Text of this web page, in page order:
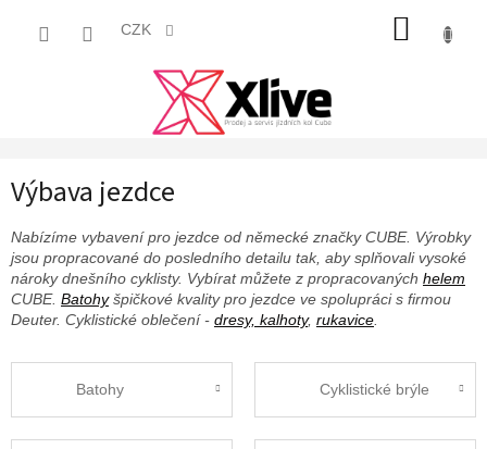
CZK
Výbava jezdce
Nabízíme vybavení pro jezdce od německé značky CUBE. Výrobky
jsou propracované do posledního detailu tak, aby splňovali vysoké
nároky dnešního cyklisty. Vybírat můžete z propracovaných helem
CUBE. Batohyšpičkové kvality pro jezdce ve spolupráci s firmou
Deuter. Cyklistické oblečení - dresy, kalhoty, rukavice
Batohy Cyklistické brýle